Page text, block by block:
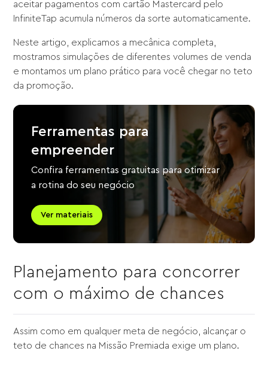
aceitar pagamentos com cartão Mastercard pelo
InfiniteTap acumula números da sorte automaticamente.
Neste artigo, explicamos a mecânica completa,
mostramos simulações de diferentes volumes de venda
e montamos um plano prático para você chegar no teto
da promoção.
Ferramentas para
empreender
Confira ferramentas gratuitas para otimizar
a rotina do seu negócio
Ver materiais
Planejamento para concorrer
com o máximo de chances
Assim como em qualquer meta de negócio, alcançar o
teto de chances na Missão Premiada exige um plano.